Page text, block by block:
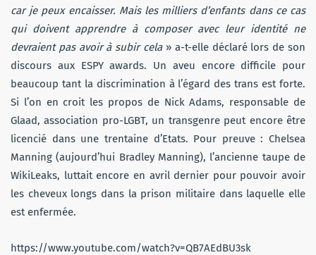
car je peux encaisser. Mais les milliers d’enfants dans ce cas
qui doivent apprendre à composer avec leur identité ne
devraient pas avoir à subir cela» a-t-elle déclaré lors de son
discours aux ESPY awards. Un aveu encore difficile pour
beaucoup tant la discrimination à l’égard des trans est forte.
Si l’on en croit les propos de Nick Adams, responsable de
Glaad, association pro-LGBT, un transgenre peut encore être
licencié dans une trentaine d’Etats. Pour preuve : Chelsea
Manning (aujourd’hui Bradley Manning), l’ancienne taupe de
WikiLeaks, luttait encore en avril dernier pour pouvoir avoir
les cheveux longs dans la prison militaire dans laquelle elle
est enfermée.
https://www.youtube.com/watch?v=QB7AEdBU3sk